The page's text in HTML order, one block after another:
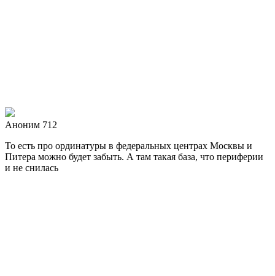
Аноним 712
То есть про ординатуры в федеральных центрах Москвы и
Питера можно будет забыть. А там такая база, что периферии
и не снилась